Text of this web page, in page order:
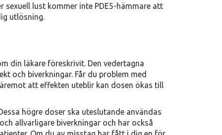
lust kommer inte PDE5-hämmare att
utlösning.
din läkare föreskrivit. Den vedertagna
och biverkningar. Får du problem med
att effekten uteblir kan dosen ökas till
högre doser ska uteslutande användas
allvarligare biverkningar och har också